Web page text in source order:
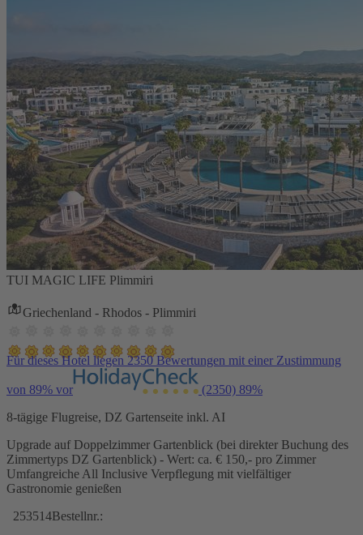
TUI MAGIC LIFE Plimmiri
Griechenland - Rhodos - Plimmiri
Für dieses Hotel liegen 2350 Bewertungen mit einer Zustimmung
von 89% vor (2350) 89%
8-tägige Flugreise, DZ Gartenseite inkl. AI
Upgrade auf Doppelzimmer Gartenblick (bei direkter Buchung des
Zimmertyps DZ Gartenblick) - Wert: ca. € 150,- pro Zimmer
Umfangreiche All Inclusive Verpflegung mit vielfältiger
Gastronomie genießen
253514Bestellnr.: